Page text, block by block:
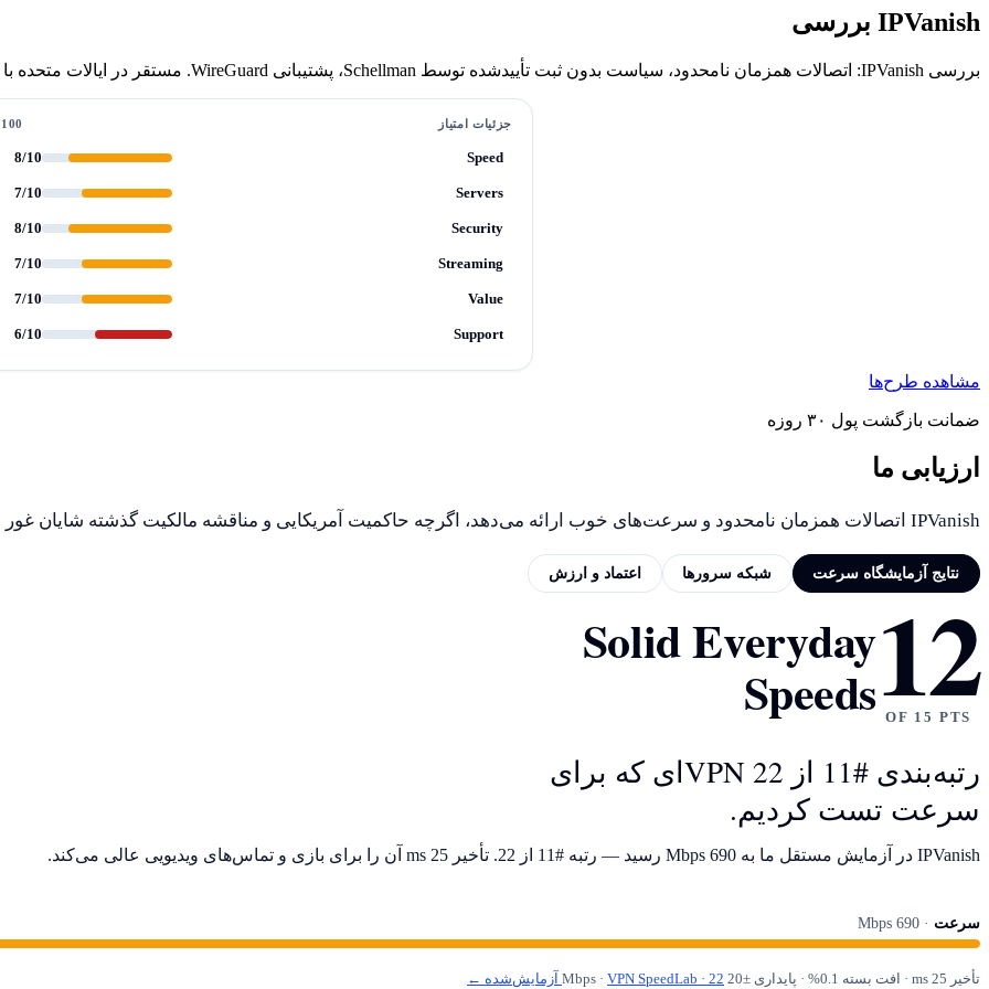
IPVanish بررسی
بررسی IPVanish: اتصالات همزمان نامحدود، سیاست بدون ثبت تأیید‌شده توسط Schellman، پشتیبانی WireGuard. مستقر در ایالات متحده با تاریخچه مناقشه‌ای حل‌شده.
جزئیات امتیاز
Speed
8/10
Servers
7/10
Security
8/10
Streaming
7/10
Value
7/10
Support
6/10
مشاهده طرح‌ها
ضمانت بازگشت پول ۳۰ روزه
ارزیابی ما
IPVanish اتصالات همزمان نامحدود و سرعت‌های خوب ارائه می‌دهد، اگرچه حاکمیت آمریکایی و مناقشه مالکیت گذشته شایان غور هستند.
نتایج آزمایشگاه سرعت شبکه سرورها اعتماد و ارزش 12
OF 15 PTS
Solid Everyday
Speeds
رتبه‌بندی #11 از 22 VPN‌ای که برای
سرعت تست کردیم.
IPVanish در آزمایش مستقل ما به 690 Mbps رسید — رتبه #11 از 22. تأخیر 25 ms آن را برای بازی و تماس‌های ویدیویی عالی می‌کند.
سرعت · 690 Mbps
تأخیر 25 ms · افت بسته 0.1% · پایداری ±20 Mbps · VPN SpeedLab · 22 آزمایش‌شده ←